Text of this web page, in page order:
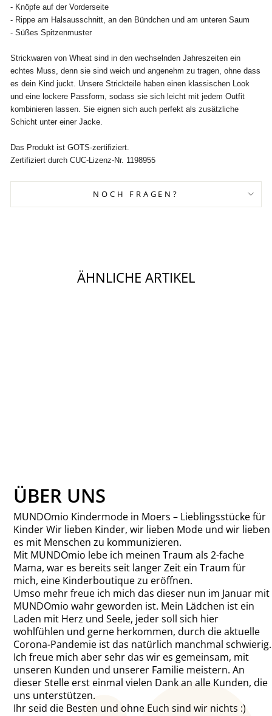
- Knöpfe auf der Vorderseite
- Rippe am Halsausschnitt, an den Bündchen und am unteren Saum
- Süßes Spitzenmuster
Strickwaren von Wheat sind in den wechselnden Jahreszeiten ein
echtes Muss, denn sie sind weich und angenehm zu tragen, ohne dass
es dein Kind juckt. Unsere Strickteile haben einen klassischen Look
und eine lockere Passform, sodass sie sich leicht mit jedem Outfit
kombinieren lassen. Sie eignen sich auch perfekt als zusätzliche
Schicht unter einer Jacke.
Das Produkt ist GOTS-zertifiziert.
Zertifiziert durch CUC-Lizenz-Nr. 1198955
NOCH FRAGEN?
ÄHNLICHE ARTIKEL
ÜBER UNS
MUNDOmio Kindermode in Moers – Lieblingsstücke für
Kinder Wir lieben Kinder, wir lieben Mode und wir lieben
es mit Menschen zu kommunizieren.
Mit MUNDOmio lebe ich meinen Traum als 2-fache
Mama, war es bereits seit langer Zeit ein Traum für
mich, eine Kinderboutique zu eröffnen.
Umso mehr freue ich mich das dieser nun im Januar mit
MUNDOmio wahr geworden ist. Mein Lädchen ist ein
Laden mit Herz und Seele, jeder soll sich hier
wohlfühlen und gerne herkommen, durch die aktuelle
Corona-Pandemie ist das natürlich manchmal schwierig.
Ich freue mich aber sehr das wir es gemeinsam, mit
unseren Kunden und unserer Familie meistern. An
dieser Stelle erst einmal vielen Dank an alle Kunden, die
uns unterstützen.
Ihr seid die Besten und ohne Euch sind wir nichts :)